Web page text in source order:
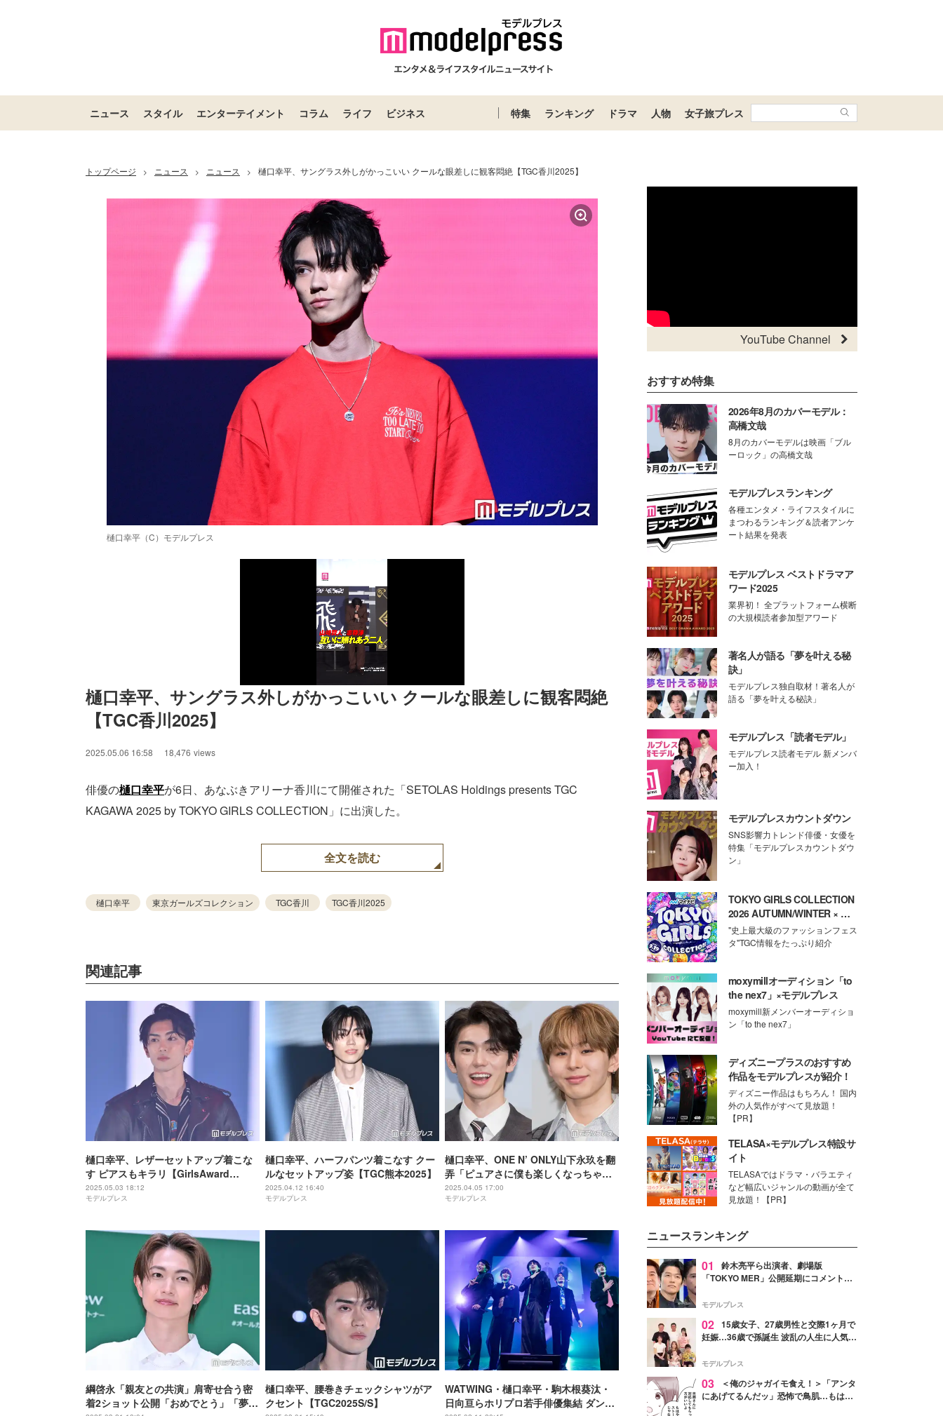
ニュース スタイル エンターテイメント コラム ライフ ビジネス 特集 ランキング ドラマ 人物 女子旅プレス
トップページ > ニュース > ニュース > 樋口幸平、サングラス外しがかっこいい クールな眼差しに観客悶絶【TGC香川2025】
樋口幸平（C）モデルプレス
樋口幸平、サングラス外しがかっこいい クールな眼差しに観客悶絶
【TGC香川2025】
2025.05.06 16:58 18,476 views
俳優の樋口幸平が6日、あなぶきアリーナ⾹川にて開催された「SETOLAS Holdings presents TGC
KAGAWA 2025 by TOKYO GIRLS COLLECTION」に出演した。
全文を読む
樋口幸平 東京ガールズコレクション TGC香川 TGC香川2025
関連記事
樋口幸平、レザーセットアップ着こな
す ピアスもキラリ【GirlsAward
2025SS】
2025.05.03 18:12
モデルプレス
樋口幸平、ハーフパンツ着こなす クー
ルなセットアップ姿【TGC熊本2025】
2025.04.12 16:40
モデルプレス
樋口幸平、ONE N’ ONLY山下永玖を翻
弄「ピュアさに僕も楽しくなっちゃっ
て」【MADDER（マダー）その事件、
ワタシが犯人です】
2025.04.05 17:00
モデルプレス
綱啓永「親友との共演」肩寄せ合う密
着2ショット公開「おめでとう」「夢が
樋口幸平、腰巻きチェックシャツがア
クセント【TGC2025S/S】
WATWING・樋口幸平・駒木根葵汰・
日向亘らホリプロ若手俳優集結 ダンス
YouTube Channel
おすすめ特集
2026年8月のカバーモデル：
高橋文哉
8月のカバーモデルは映画「ブル
ーロック」の高橋文哉
モデルプレスランキング
各種エンタメ・ライフスタイルに
まつわるランキング＆読者アンケ
ート結果を発表
モデルプレス ベストドラマア
ワード2025
業界初！ 全プラットフォーム横断
の大規模読者参加型アワード
著名人が語る「夢を叶える秘
訣」
モデルプレス独自取材！著名人が
語る「夢を叶える秘訣」
モデルプレス「読者モデル」
モデルプレス読者モデル 新メンバ
ー加入！
モデルプレスカウントダウン
SNS影響力トレンド俳優・女優を
特集「モデルプレスカウントダウ
ン」
TOKYO GIRLS COLLECTION
2026 AUTUMN/WINTER × モ
デルプレス
"史上最大級のファッションフェス
タ"TGC情報をたっぷり紹介
moxymillオーディション「to
the nex7」×モデルプレス
moxymill新メンバーオーディショ
ン「to the nex7」
ディズニープラスのおすすめ
作品をモデルプレスが紹介！
ディズニー作品はもちろん！ 国内
外の人気作がすべて見放題！
【PR】
TELASA×モデルプレス特設サ
イト
TELASAではドラマ・バラエティ
など幅広いジャンルの動画が全て
見放題！【PR】
ニュースランキング
01
鈴木亮平ら出演者、劇場版
「TOKYO MER」公開延期にコメント
最大の敬意とエールを」
モデルプレス
02 15歳女子、27歳男性と交際1ヶ月で
妊娠…36歳で孫誕生 波乱の人生に人気タ
よ！」
モデルプレス
03
＜俺のジャガイモ食え！＞「アンタ
にあげてるんだッ」恐怖で鳥肌…もはや